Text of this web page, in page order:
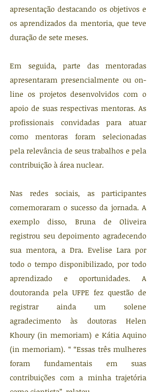
apresentação destacando os objetivos e
os aprendizados da mentoria, que teve
duração de sete meses.
Em seguida, parte das mentoradas
apresentaram presencialmente ou on-
line os projetos desenvolvidos com o
apoio de suas respectivas mentoras. As
profissionais convidadas para atuar
como mentoras foram selecionadas
pela relevância de seus trabalhos e pela
contribuição à área nuclear.
Nas redes sociais, as participantes
comemoraram o sucesso da jornada. A
exemplo disso, Bruna de Oliveira
registrou seu depoimento agradecendo
sua mentora, a Dra. Evelise Lara por
todo o tempo disponibilizado, por todo
aprendizado e oportunidades. A
doutoranda pela UFPE fez questão de
registrar ainda um solene
agradecimento às doutoras Helen
Khoury (in memoriam) e Kátia Aquino
(in memoriam). “ “Essas três mulheres
foram fundamentais em suas
contribuições com a minha trajetória